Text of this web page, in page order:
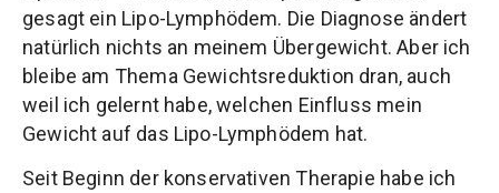
gesagt ein Lipo-Lymphödem. Die Diagnose ändert
natürlich nichts an meinem Übergewicht. Aber ich
bleibe am Thema Gewichtsreduktion dran, auch
weil ich gelernt habe, welchen Einfluss mein
Gewicht auf das Lipo-Lymphödem hat.
Seit Beginn der konservativen Therapie habe ich